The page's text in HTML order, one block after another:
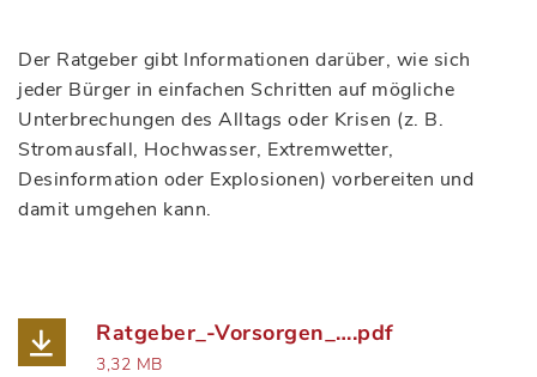
Der Ratgeber gibt Informationen darüber, wie sich
jeder Bürger in einfachen Schritten auf mögliche
Unterbrechungen des Alltags oder Krisen (z. B.
Stromausfall, Hochwasser, Extremwetter,
Desinformation oder Explosionen) vorbereiten und
damit umgehen kann.
Ratgeber_-Vorsorgen_….pdf
3,32 MB